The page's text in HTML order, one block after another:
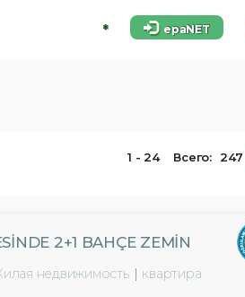
* epaNET
1 - 24 Всего: 247
2+1 BAHÇE ZEMIN
недвижимость квартира